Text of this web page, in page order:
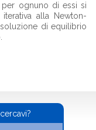
ognuno di essi si
alla Newton-
di equilibrio